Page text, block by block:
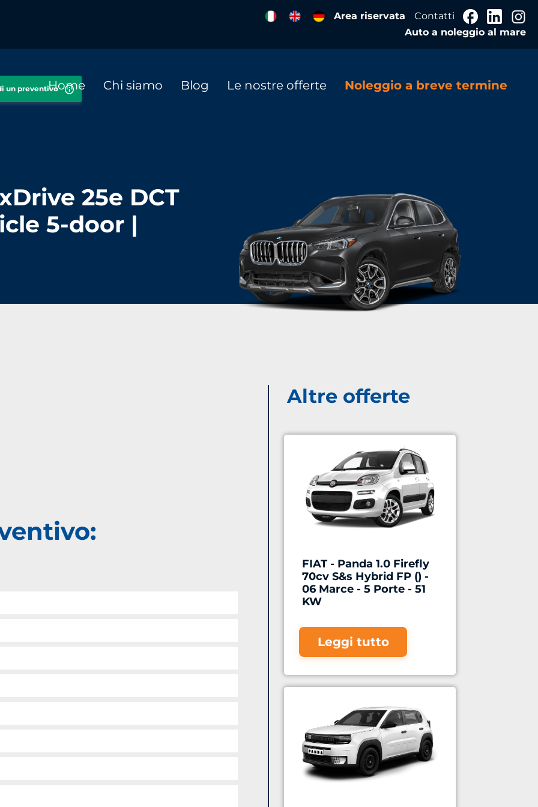
Area riservata
Contatti
Auto a noleggio al mare
un preventivoHome Chi siamo Blog Le nostre offerte Noleggio a breve termine
25e DCT
5-door |
Altre offerte
FIAT - Panda 1.0 Firefly
70cv S&s Hybrid FP () -
06 Marce - 5 Porte - 51
KW
Leggi tutto